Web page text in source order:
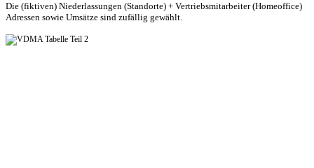
Die (fiktiven) Niederlassungen (Standorte) + Vertriebsmitarbeiter (Homeoffice)
Adressen sowie Umsätze sind zufällig gewählt.